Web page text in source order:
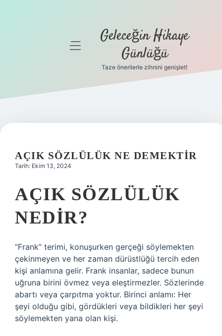
Gizlilik
Hakkımızda
menüyü Geleceğin Hikaye
Günlüğü
Taze önerilerle zihnini genişlet!
AÇIK SÖZLÜLÜK NE DEMEKTIR
Tarih: Ekim 13, 2024
AÇIK SÖZLÜLÜK
NEDIR?
“Frank” terimi, konuşurken gerçeği söylemekten
çekinmeyen ve her zaman dürüstlüğü tercih eden
kişi anlamına gelir. Frank insanlar, sadece bunun
uğruna birini övmez veya eleştirmezler. Sözlerinde
abartı veya çarpıtma yoktur. Birinci anlamı: Her
şeyi olduğu gibi, gördükleri veya bildikleri her şeyi
söylemekten yana olan kişi.